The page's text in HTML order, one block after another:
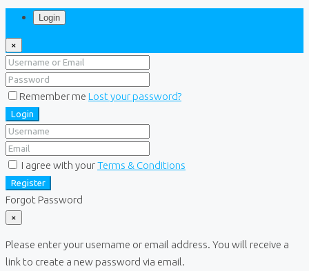
Login
×
Remember me Lost your password?
Login
I agree with yourTerms & Conditions
Register
Forgot Password
×
Please enter your username or email address. You will receive a
link to create a new password via email.